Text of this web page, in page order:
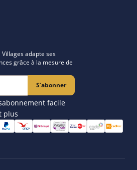
Villages adapte ses
grâce à la mesure de
S’abonner
facile
plus​